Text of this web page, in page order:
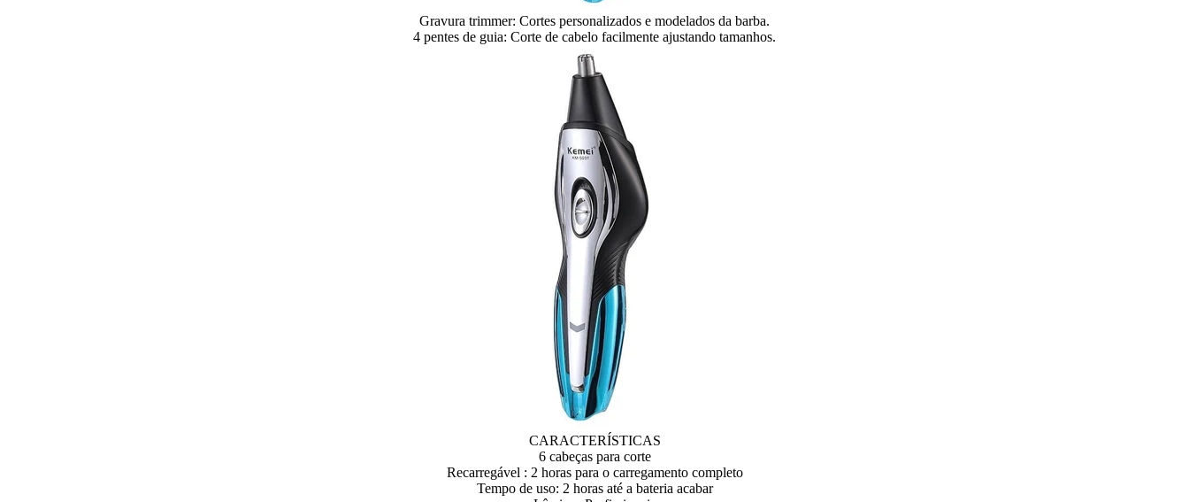
Gravura trimmer: Cortes personalizados e modelados da barba.
4 pentes de guia: Corte de cabelo facilmente ajustando tamanhos.
CARACTERÍSTICAS
6 cabeças para corte
Recarregável : 2 horas para o carregamento completo
Tempo de uso: 2 horas até a bateria acabar